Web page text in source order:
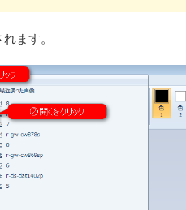
ます。